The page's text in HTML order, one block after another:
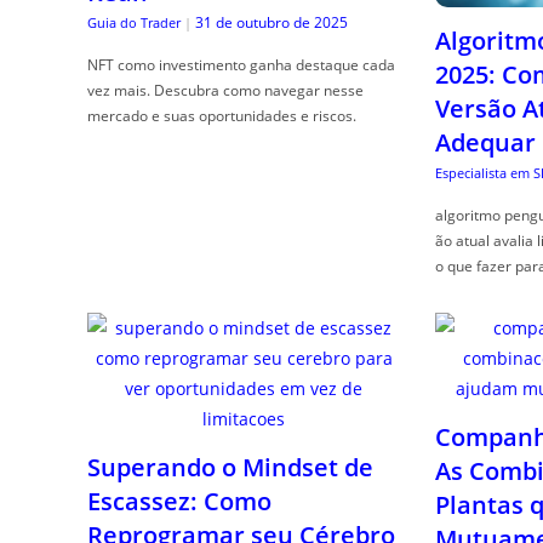
Guia do Trader | 31 de outubro de 2025
NFT como investimento ganha destaque cada
vez mais. Descubra como navegar nesse
mercado e suas oportunidades e riscos.
2025:
Versão
Adequar
Especialista em
algoritmo
ão atual avalia
o que fazer
Superando o Mindset de
Escassez: Como
Reprogramar seu Cérebro
As
Plantas